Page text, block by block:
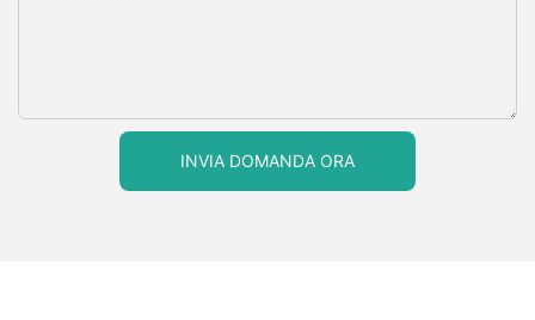
INVIA DOMANDA ORA